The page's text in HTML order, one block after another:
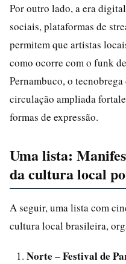
Por outro lado, a era
sociais, plataformas de
permitem que artistas
como ocorre com o funk
Pernambuco, o
circulação ampliada
formas de expressão.
Uma lista:
da cultura local
A seguir, uma lista com
cultura local brasileira,
Norte –Festival de